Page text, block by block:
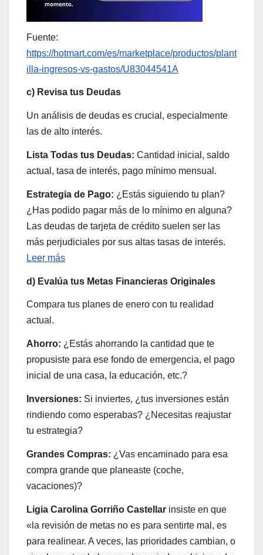
Fuente:
https://hotmart.com/es/marketplace/productos/plant
illa-ingresos-vs-gastos/U83044541A
c) Revisa tus Deudas
Un análisis de deudas es crucial, especialmente
las de alto interés.
Lista Todas tus Deudas: Cantidad inicial, saldo
actual, tasa de interés, pago mínimo mensual.
Estrategia de Pago: ¿Estás siguiendo tu plan?
¿Has podido pagar más de lo mínimo en alguna?
Las deudas de tarjeta de crédito suelen ser las
más perjudiciales por sus altas tasas de interés.
Leer más
d) Evalúa tus Metas Financieras Originales
Compara tus planes de enero con tu realidad
actual.
Ahorro: ¿Estás ahorrando la cantidad que te
propusiste para ese fondo de emergencia, el pago
inicial de una casa, la educación, etc.?
Inversiones: Si inviertes, ¿tus inversiones están
rindiendo como esperabas? ¿Necesitas reajustar
tu estrategia?
Grandes Compras: ¿Vas encaminado para esa
compra grande que planeaste (coche,
vacaciones)?
Ligia Carolina Gorriño Castellar insiste en que
«la revisión de metas no es para sentirte mal, es
para realinear. A veces, las prioridades cambian, o